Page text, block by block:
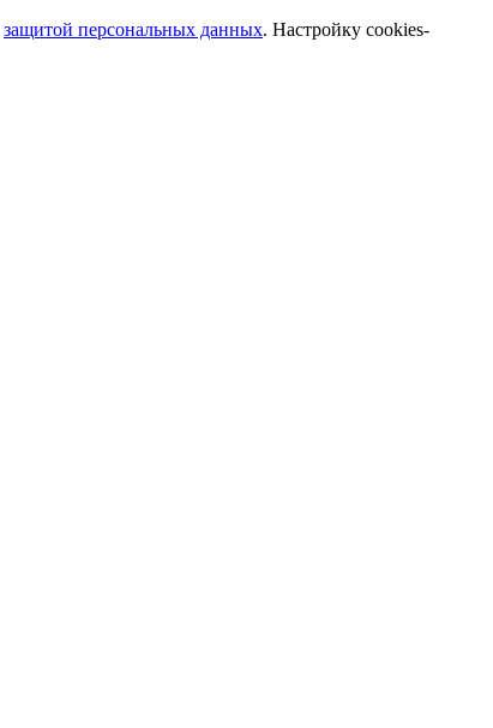
защитой персональных данных. Настройку cookies-